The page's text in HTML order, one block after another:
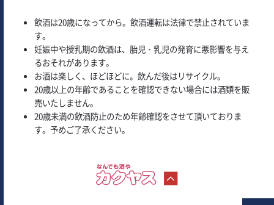
飲酒は20歳になってから。飲酒運転は法律で禁止されていま
す。
妊娠中や授乳期の飲酒は、胎児・乳児の発育に悪影響を与え
るおそれがあります。
お酒は楽しく、ほどほどに。飲んだ後はリサイクル。
20歳以上の年齢であることを確認できない場合には酒類を販
売いたしません。
20歳未満の飲酒防止のため年齢確認をさせて頂いておりま
す。予めご了承ください。